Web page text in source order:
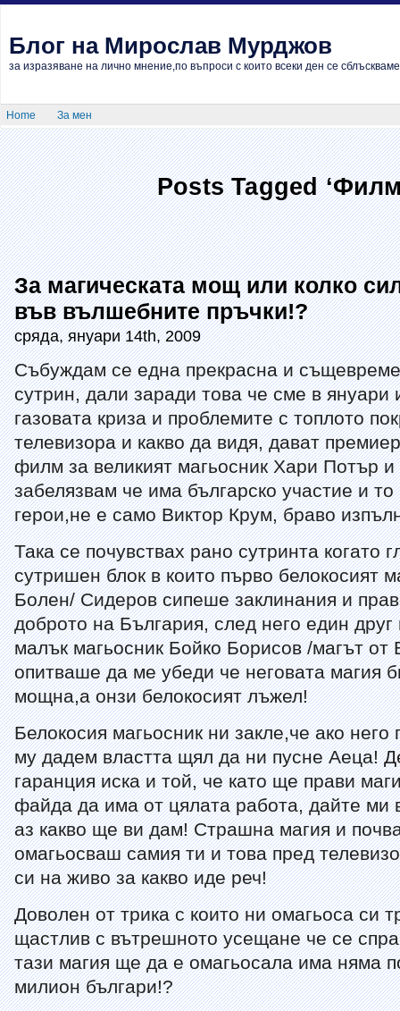
Блог на Мирослав Мурджов
за изразяване на лично мнение,по въпроси с които всеки ден се сблъскваме
Home За мен
Posts Tagged
За магическата мощ или колко
във вълшебните пръчки!?
сряда, януари 14th, 2009
Събуждам се една прекрасна и
сутрин, дали заради това че сме в януари
газовата криза и проблемите с топлото
телевизора и какво да видя, дават
филм за великият магьосник Хари Потър и
забелязвам че има българско участие и
герои,не е само Виктор Крум, браво
Така се почувствах рано сутринта когато
сутришен блок в които първо белокосият
Болен/ Сидеров сипеше заклинания и
доброто на България, след него един друг
малък магьосник Бойко Борисов /магът от
опитваше да ме убеди че неговата магия
мощна,а онзи белокосият лъжел!
Белокосия магьосник ни закле,че ако него
му дадем властта щял да ни пусне Аеца!
гаранция иска и той, че като ще прави
файда да има от цялата работа, дайте ми
аз какво ще ви дам! Страшна магия и
омагьосваш самия ти и това пред
си на живо за какво иде реч!
Доволен от трика с които ни омагьоса си
щастлив с вътрешното усещане че се
тази магия ще да е омагьосала има няма
милион българи!?